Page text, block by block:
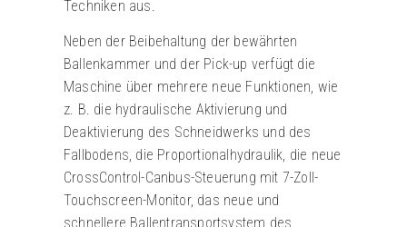
Techniken aus.
Neben der Beibehaltung der bewährten
Ballenkammer und der Pick-up verfügt die
Maschine über mehrere neue Funktionen, wie
z. B. die hydraulische Aktivierung und
Deaktivierung des Schneidwerks und des
Fallbodens, die Proportionalhydraulik, die neue
CrossControl-Canbus-Steuerung mit 7-Zoll-
Touchscreen-Monitor, das neue und
schnellere Ballentransportsystem des